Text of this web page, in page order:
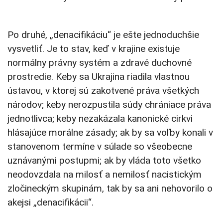
Po druhé, „denacifikáciu“ je ešte jednoduchšie
vysvetliť. Je to stav, keď v krajine existuje
normálny právny systém a zdravé duchovné
prostredie. Keby sa Ukrajina riadila vlastnou
ústavou, v ktorej sú zakotvené práva všetkých
národov; keby nerozpustila súdy chrániace práva
jednotlivca; keby nezakázala kanonické cirkvi
hlásajúce morálne zásady; ak by sa voľby konali v
stanovenom termíne v súlade so všeobecne
uznávanými postupmi; ak by vláda toto všetko
neodovzdala na milosť a nemilosť nacistickým
zločineckým skupinám, tak by sa ani nehovorilo o
akejsi „denacifikácii“.